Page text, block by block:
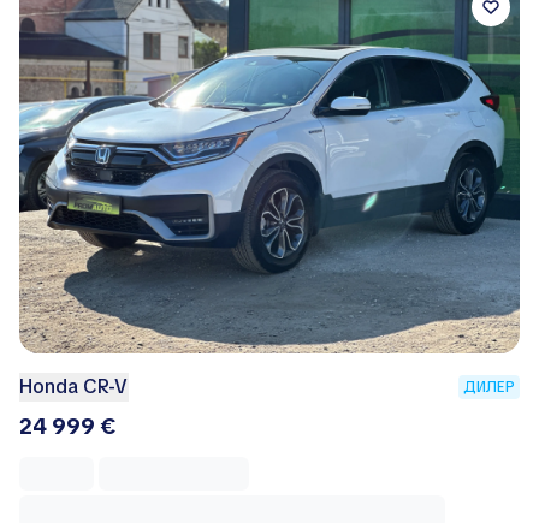
Honda CR-V ДИЛЕР
24 999 €